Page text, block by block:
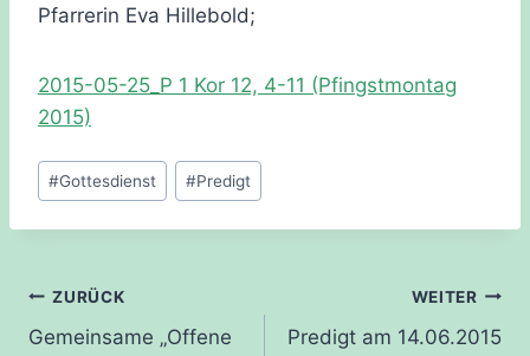
Pfarrerin Eva Hillebold;
2015-05-25_P 1 Kor 12, 4-11 (Pfingstmontag
2015)
Schlagworte:
#Gottesdienst #Predigt
Beitragsnavigation
ZURÜCK
Gemeinsame „Offene
WEITER
Predigt am 14.06.2015